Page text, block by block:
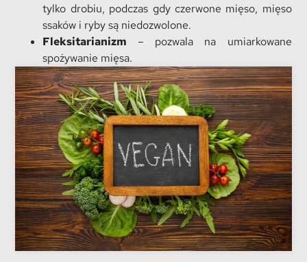
tylko drobiu, podczas gdy czerwone mięso, mięso
ssaków i ryby są niedozwolone.
Fleksitarianizm – pozwala na umiarkowane
spożywanie mięsa.